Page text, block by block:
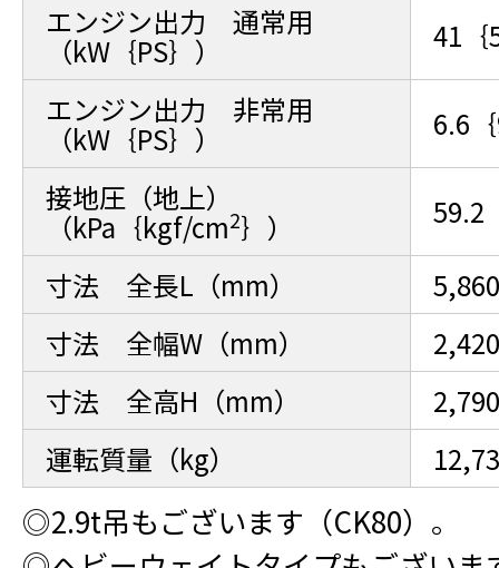
エンジン出力 通常用
（kW｛PS｝）
41｛
エンジン出力 非常用
（kW｛PS｝）
6.6
接地圧（地上）
（kPa｛kgf/cm2｝）
59.2
寸法 全長L（mm）
5,860
寸法 全幅W（mm）
2,420
寸法 全高H（mm）
2,790
運転質量（kg）
◎2.9t吊もございます（CK80）。